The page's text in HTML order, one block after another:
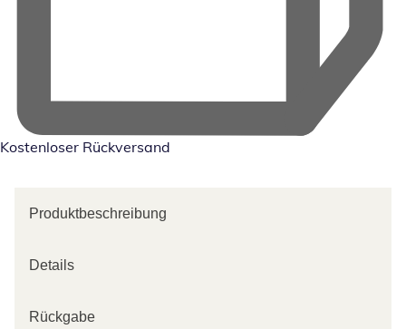
Kostenloser Rückversand
Produktbeschreibung
Details
Rückgabe